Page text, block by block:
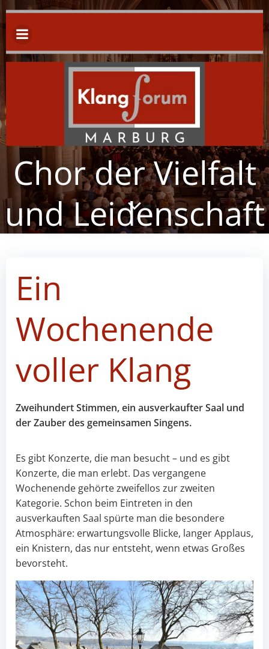
Zum
Chor der Vielfalt
und Leidenschaft
Ein
Wochenende
voller Klang
Zweihundert Stimmen, ein ausverkaufter Saal und
der Zauber des gemeinsamen Singens.
Es gibt Konzerte, die man besucht – und es gibt
Konzerte, die man erlebt. Das vergangene
Wochenende gehörte zweifellos zur zweiten
Kategorie. Schon beim Eintreten in den
ausverkauften Saal spürte man die besondere
Atmosphäre: erwartungsvolle Blicke, langer Applaus,
ein Knistern, das nur entsteht, wenn etwas Großes
bevorsteht.